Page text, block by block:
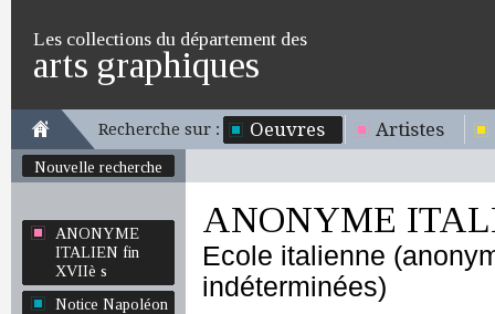
Les collections du département des
arts graphiques
Recherche sur : Oeuvres Artistes
Nouvelle recherche
ANONYME
ITALIEN fin
XVIIè s
Notice Napoléon
ANONYME
Ecole italienne
indéterminées)